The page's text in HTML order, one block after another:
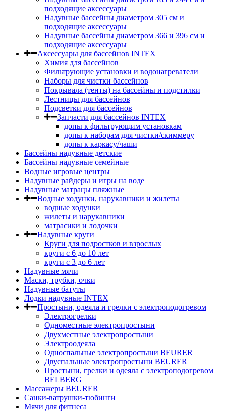
подходящие аксессуары
Надувные бассейны диаметром 305 см и
подходящие аксессуары
Надувные бассейны диаметром 366 и 396 см и
подходящие аксессуары
Аксессуары для бассейнов INTEX
Химия для бассейнов
Фильтрующие установки и водонагреватели
Наборы для чистки бассейнов
Покрывала (тенты) на бассейны и подстилки
Лестницы для бассейнов
Подсветки для бассейнов
Запчасти для бассейнов INTEX
допы к фильтрующим установкам
допы к наборам для чистки/скиммеру
допы к каркасу/чаши
Бассейны надувные детские
Бассейны надувные семейные
Водные игровые центры
Надувные райдеры и игры на воде
Надувные матрацы пляжные
Водные ходунки, нарукавники и жилеты
водные ходунки
жилеты и нарукавники
матрасики и лодочки
Надувные круги
Круги для подростков и взрослых
круги с 6 до 10 лет
круги c 3 до 6 лет
Надувные мячи
Маски, трубки, очки
Надувные батуты
Лодки надувные INTEX
Простыни, одеяла и грелки с электроподогревом
Электрогрелки
Одноместные электропростыни
Двухместные электропростыни
Электроодеяла
Односпальные электропростыни BEURER
Двуспальные электропростыни BEURER
Простыни, грелки и одеяла с электроподогревом
BELBERG
Массажеры BEURER
Санки-ватрушки-тюбинги
Мячи для фитнеса